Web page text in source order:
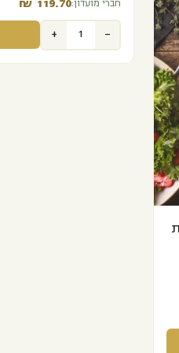
חברי מועדון: ₪ 119.70‬
-
+